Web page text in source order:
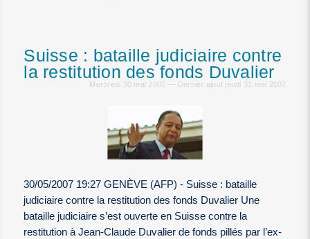
Suisse : bataille judiciaire contre
la restitution des fonds Duvalier
Mercredi 30 mai 2007 — Dernier ajout jeudi 31 mai 2007
30/05/2007 19:27 GENÈVE (AFP) - Suisse : bataille
judiciaire contre la restitution des fonds Duvalier Une
bataille judiciaire s’est ouverte en Suisse contre la
restitution à Jean-Claude Duvalier de fonds pillés par l’ex-